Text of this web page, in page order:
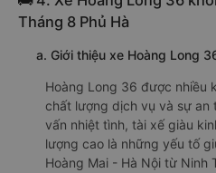
Tháng 8 Phủ Hà
a. Giới thiệu xe Hoàng Long
Hoàng Long 36 được nhiều
chất lượng dịch vụ và sự an
vấn nhiệt tình, tài xế giàu
lượng cao là những yếu tố
Hoàng Mai - Hà Nội từ Ninh